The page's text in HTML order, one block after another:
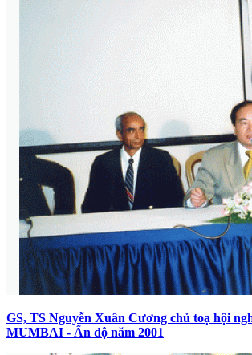
GS, TS Nguyễn Xuân Cương chủ toạ hội
MUMBAI - Ấn độ năm 2001